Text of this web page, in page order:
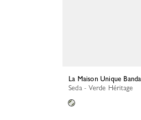
La Maison Unique Banda
Seda - Verde Héritage